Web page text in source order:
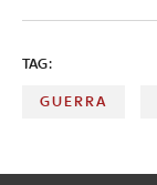
TAG:
GUERRA